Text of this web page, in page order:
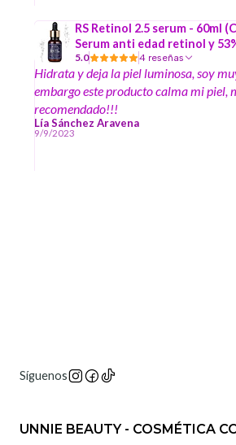
semanas de uso y mi piel está muy
saca impurezas del rostro pero no al
publicidad en plataformas como tik
recomiendo el producto. Por ultimo:
100% original, tenía ese miedo al
muchas.
RS Retinol 2.5 serum - 60ml
Serum anti edad retinol y
5.0 4 reseñas
Hidrata y deja la piel luminosa, soy
embargo este producto calma mi piel,
recomendado!!!
Lía Sánchez Aravena
9/9/2023
Síguenos
UNNIE BEAUTY - COSMÉTICA